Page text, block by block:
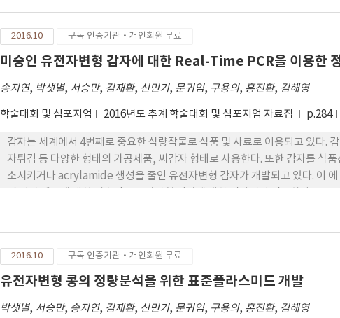
로 확인하였으며, 실험일자에 따른 재현성은 조제분유 3.1%, 조제우유
다. 본 연구에서 확립된 분석법을 적용하여 조제분유 11건, 조제우유 2 건, 성
으며, 모두 표시기준에 적합함을 확인하였다.
2016.10 구독 인증기관·개인회원 무료
미승인 유전자변형 감자에 대한 Real-Time PCR을 이용한
송지연, 박샛별, 서승만, 김재환, 신민기, 문귀임, 구용의, 홍진환, 김해영
학술대회 및 심포지엄 2016년도 추계 학술대회 및 심포지엄 자료집 p.284
감자는 세계에서 4번째로 중요한 식량작물로 식품 및 사료로 이용되고 있다.
자튀김 등 다양한 형태의 가공제품, 씨감자 형태로 사용한다. 또한 감자를 식
소시키거나 acrylamide 생성을 줄인 유전자변형 감자가 개발되고 있다. 이
biotech Applications (ISAAA) 보고에 따르면 2016 년까지 45개의 GM 감
용했다. 개발 된 표준플라스미드는 식품의약품안저처의 고시를 토대로
real-time PCR system을 통해 정성분석을 수행하였다. 또한 검정한계치를
되었으며 국내 미승인 유전자변형 감자에 대한 모니터링에 활용될 수 있을 것으
2016.10 구독 인증기관·개인회원 무료
유전자변형 콩의 정량분석을 위한 표준플라스미드 개발
박샛별, 서승만, 송지연, 김재환, 신민기, 문귀임, 구용의, 홍진환, 김해영